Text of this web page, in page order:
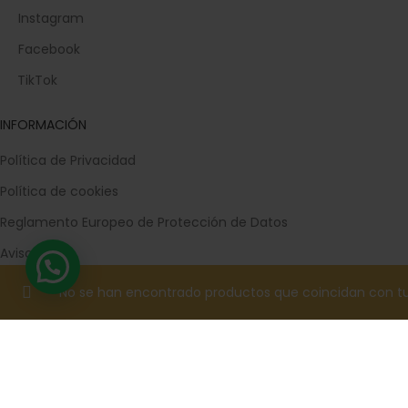
No se han encontrado productos que coincidan con
Instagram
Facebook
TikTok
INFORMACIÓN
Política de Privacidad
Política de cookies
Reglamento Europeo de Protección de Datos
Aviso legal
Términos de Compra